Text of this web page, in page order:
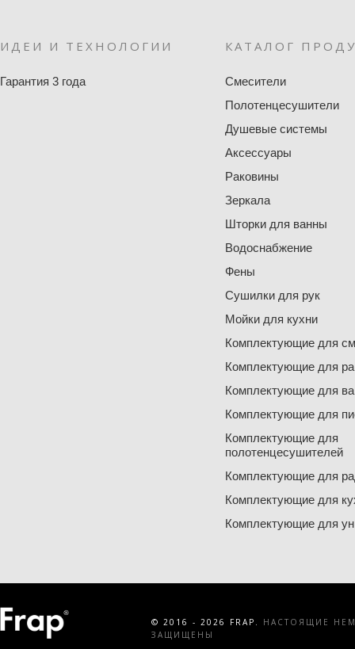
ИДЕИ И ТЕХНОЛОГИИ
Гарантия 3 года
КАТАЛОГ
Смесители
Полотенцесушители
Душевые системы
Аксессуары
Раковины
Зеркала
Шторки для ванны
Водоснабжение
Фены
Сушилки для рук
Мойки для кухни
Комплектующие для
Комплектующие для
Комплектующие для
Комплектующие для
Комплектующие для
полотенцесушителей
Комплектующие для
Комплектующие для
Комплектующие для
© 2016 - 2026 FRAP.
НАСТОЯЩИЕ
ЗАЩИЩЕНЫ